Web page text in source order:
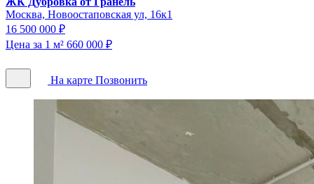
Москва, Новоостаповская ул, 16к1
16 500 000 ₽
Цена за 1 м² 660 000 ₽
На карте Позвонить